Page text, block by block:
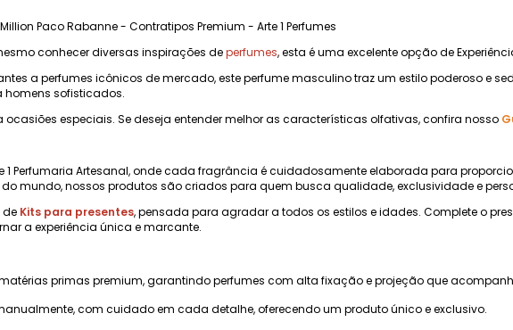
Paco Rabanne - Contratipos Premium - Arte 1 Perfumes
conhecer diversas inspirações deperfumes, esta é uma excelente opção de
a perfumes icônicos de mercado, este perfume masculino traz um estilo poderoso e
homens sofisticados.
especiais. Se deseja entender melhor as características olfativas, confira nosso
1 Perfumaria Artesanal, onde cada fragrância é cuidadosamente elaborada para
mundo, nossos produtos são criados para quem busca qualidade, exclusividade e
de Kits para presentes, pensada para agradar a todos os estilos e idades. Complete o
a experiência única e marcante.
primas premium, garantindo perfumes com alta fixação e projeção que
com cuidado em cada detalhe, oferecendo um produto único e exclusivo.